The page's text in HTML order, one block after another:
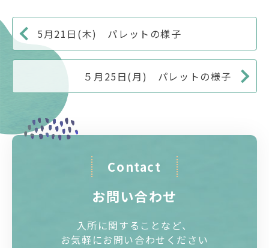
5月21日(木) パレットの様子
５月25日(月) パレットの様子
Contact
お問い合わせ
入所に関することなど、
お気軽にお問い合わせください